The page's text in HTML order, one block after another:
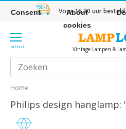
Voor 15.30 uur
MENU Vintage Lampen &
Home
Philips design hanglamp:
Consent
About
cookies